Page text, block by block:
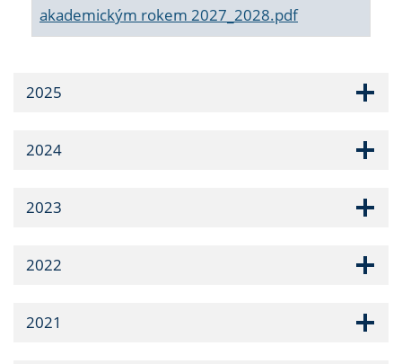
akademickým rokem 2027_2028.pdf
2025
2024
2023
2022
2021